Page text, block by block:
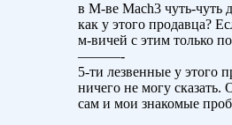
в М-ве Маch3 чуть-чуть
как у этого продавца?
м-вичей с этим только
———-
5-ти лезвенные у этого
ничего не могу сказать.
сам и мои знакомые